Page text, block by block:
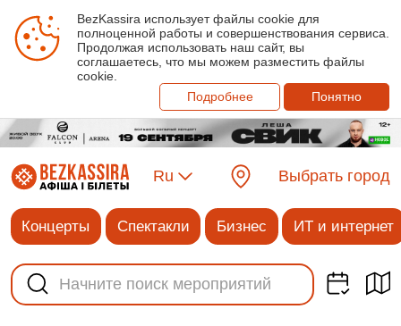
BezKassira использует файлы cookie для
полноценной работы и совершенствования сервиса.
Продолжая использовать наш сайт, вы
соглашаетесь, что мы можем разместить файлы
cookie.
Подробнее
Понятно
Ru Выбрать город
Концерты Спектакли Бизнес ИТ и интернет